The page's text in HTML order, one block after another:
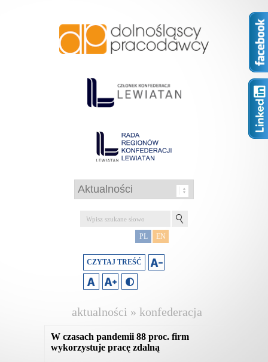
PL EN
CZYTAJ TREŚĆ
aktualności » konfederacja
W czasach pandemii 88 proc. firm
wykorzystuje pracę zdalną